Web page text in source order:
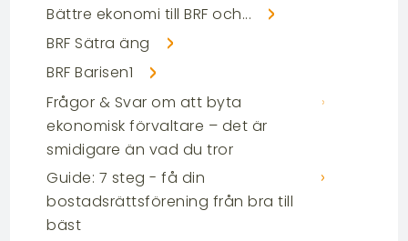
Bättre ekonomi till BRF och...
BRF Sätra äng
BRF Barisen1
Frågor & Svar om att byta
ekonomisk förvaltare – det är
smidigare än vad du tror
Guide: 7 steg - få din
bostadsrättsförening från bra till
bäst